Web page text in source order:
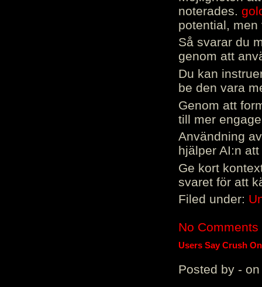
noterades.
potential, men
Så svarar du
genom att
Du kan
be den vara
Genom att
till mer
Användning
hjälper AI:n
Ge kort
svaret för att
Filed under:
No Comments
Users Say Crush
Posted by - on